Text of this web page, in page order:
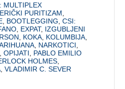
MULTIPLEX
PURITIZAM
BOOTLEGGING ,CSI:
EXPAT, IZGUBLJENI
KOKA KOLUMBIJA
NARKOTICI
,OPIJATI
PABLO EMILIO
HOLMES
,VLADIMIR C. SEVER